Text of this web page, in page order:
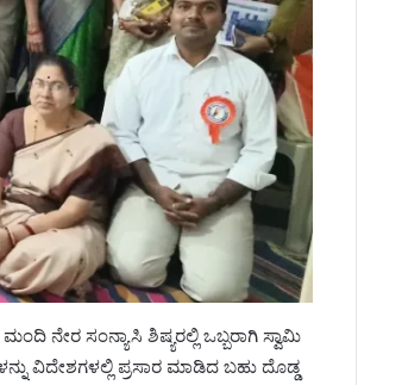
ನೇರ ಸಂನ್ಯಾಸಿ ಶಿಷ್ಯರಲ್ಲಿ ಒಬ್ಬರಾಗಿ ಸ್ವಾಮಿ
ವಿದೇಶಗಳಲ್ಲಿ ಪ್ರಸಾರ ಮಾಡಿದ ಬಹು ದೊಡ್ಡ